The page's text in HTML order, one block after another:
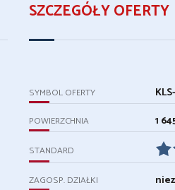
SZCZEGÓŁY OFERTY
SYMBOL OFERTY
POWIERZCHNIA 1
STANDARD
ZAGOSP. DZIAŁKI